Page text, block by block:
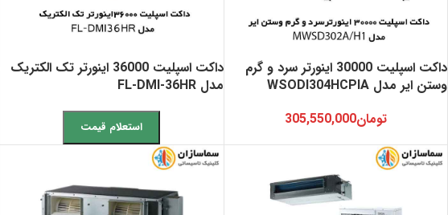
داکت اسپلیت 30000 اینورتر سرد و گرم
وستن ایر مدل WSODI304HCPIA
تومان305,550,000
داکت اسپلیت 36000 اینورتر تک الکتریک
مدل FL-DMI-36HR
استعلام قیمت